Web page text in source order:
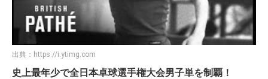
出典： https://i.ytimg.com
史上最年少で全日本卓球選手権大会男子単を制覇！